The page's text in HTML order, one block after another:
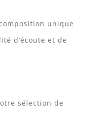
unique
d’écoute et de
sélection de